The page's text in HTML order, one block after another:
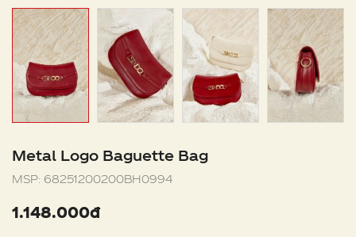
Metal Logo Baguette Bag
MSP: 68251200200BH0994
1.148.000đ